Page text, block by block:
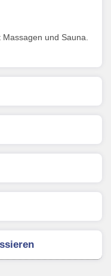
und Sauna.